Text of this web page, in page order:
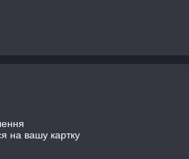
на вашу картку